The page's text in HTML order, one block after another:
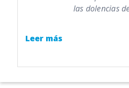
las dolencias
Leer más